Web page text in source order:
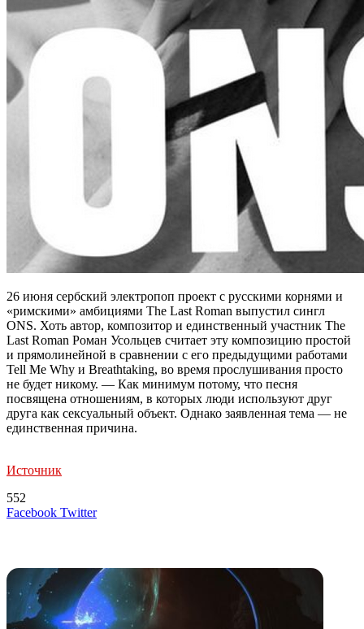
26 июня сербский электропоп проект с русскими корнями и
«римскими» амбициями The Last Roman выпустил сингл
ONS. Хоть автор, композитор и единственный участник The
Last Roman Роман Усольцев считает эту композицию простой
и прямолинейной в сравнении с его предыдущими работами
Tell Me Why и Breathtaking, во время прослушивания просто
не будет никому. — Как минимум потому, что песня
посвящена отношениям, в которых люди используют друг
друга как сексуальный объект. Однако заявленная тема — не
единственная причина.
Источник
552
Facebook TwitterLinkedIn
Tumblr
Reddit
Вконтакте
Одноклассники
Skype
Messenger
Messenger
WhatsApp
Telegram
Viber
Line
Поделиться
Печатать